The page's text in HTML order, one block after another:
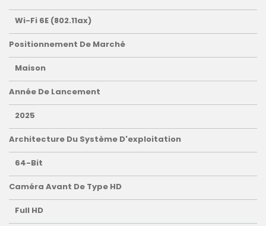
Wi-Fi 6E (802.11ax)
Positionnement De Marché
Maison
Année De Lancement
2025
Architecture Du Système D'exploitation
64-Bit
Caméra Avant De Type HD
Full HD